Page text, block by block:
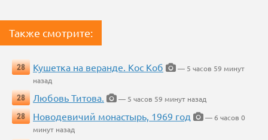
Также смотрите:
28 Кушетка на веранде. Кос Коб
— 5 часов 59 минут
назад
28
Любовь Титова.
— 5 часов 59 минут назад
28
Новодевичий монастырь, 1969 год
— 6 часов 0
минут назад